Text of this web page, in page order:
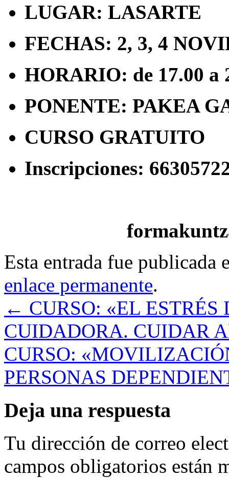
LUGAR: LASARTE
FECHAS: 2, 3, 4
HORARIO: de 17.00 a
PONENTE: PAKEA
CURSO GRATUITO
Inscripciones:
Esta entrada fue publicada
enlace permanente.
← CURSO: «EL ESTRÉS
CUIDADORA. CUIDAR
CURSO:
PERSONAS
Deja una respuesta
Tu dirección de correo
campos obligatorios están